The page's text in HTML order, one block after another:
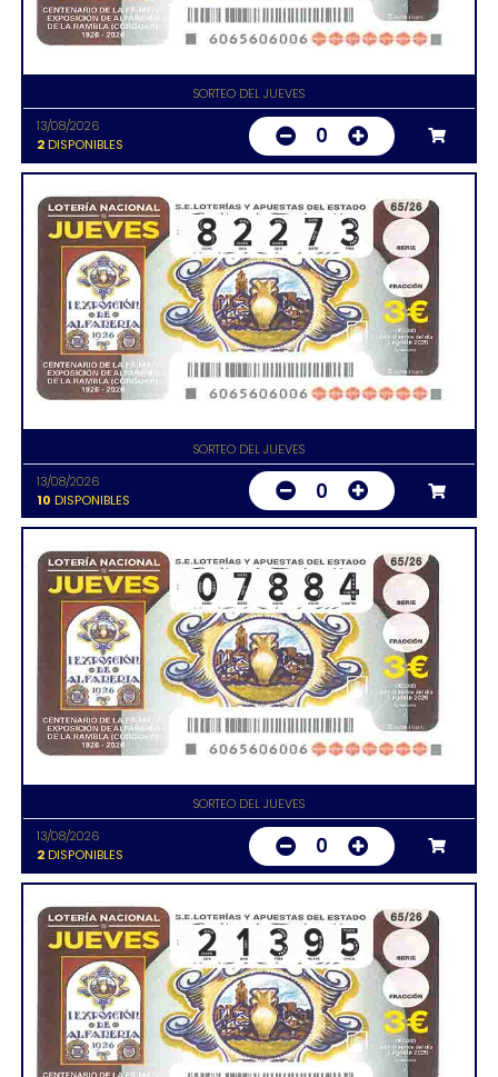
SORTEO DEL JUEVES
13/08/2026
2DISPONIBLES 0
SORTEO DEL JUEVES
13/08/2026
10 DISPONIBLES 0
SORTEO DEL JUEVES
13/08/2026
2DISPONIBLES 0